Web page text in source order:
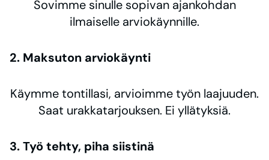
Sovimme sinulle sopivan ajankohdan
ilmaiselle arviokäynnille.
2. Maksuton arviokäynti
Käymme tontillasi, arvioimme työn laajuuden.
Saat urakkatarjouksen. Ei yllätyksiä.
3. Työ tehty, piha siistinä